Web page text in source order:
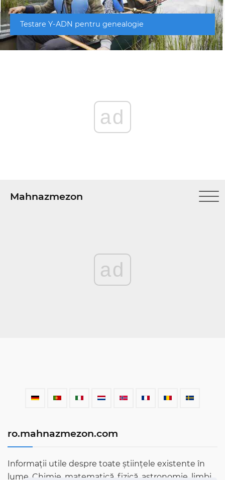
Testare Y-ADN pentru genealogie
ad
Mahnazmezon
ad
ro.mahnazmezon.com
Informații utile despre toate științele existente în
lume. Chimie, matematică, fizică, astronomie, limbi,